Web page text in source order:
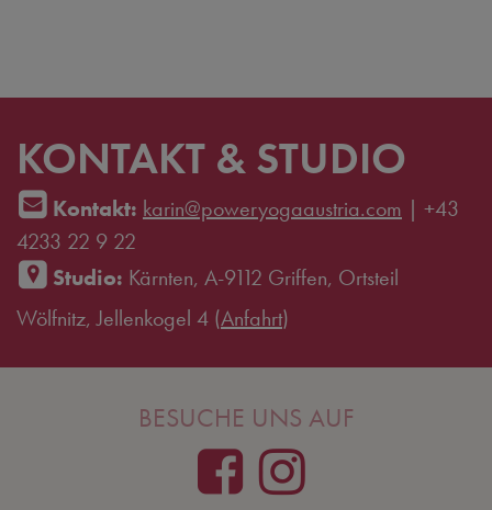
KONTAKT & STUDIO
Kontakt: karin@poweryogaaustria.com | +43
4233 22 9 22
Studio: Kärnten, A-9112 Griffen, Ortsteil
Wölfnitz, Jellenkogel 4 (Anfahrt)
BESUCHE UNS AUF